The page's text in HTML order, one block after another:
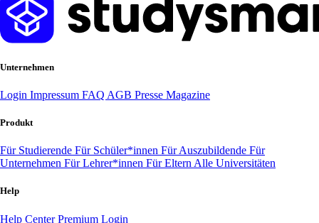
Unternehmen
Login Impressum FAQ AGB Presse Magazine
Produkt
Für Studierende Für Schüler*innen Für Auszubildende Für
Unternehmen Für Lehrer*innen Für Eltern Alle Universitäten
Help
Help CenterPremium Login